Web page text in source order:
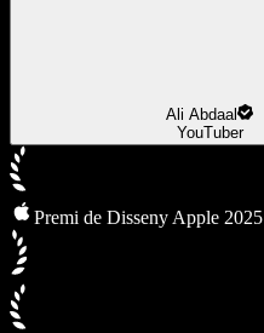
Ali Abdaal
YouTuber
Premi de Disseny Apple 2025